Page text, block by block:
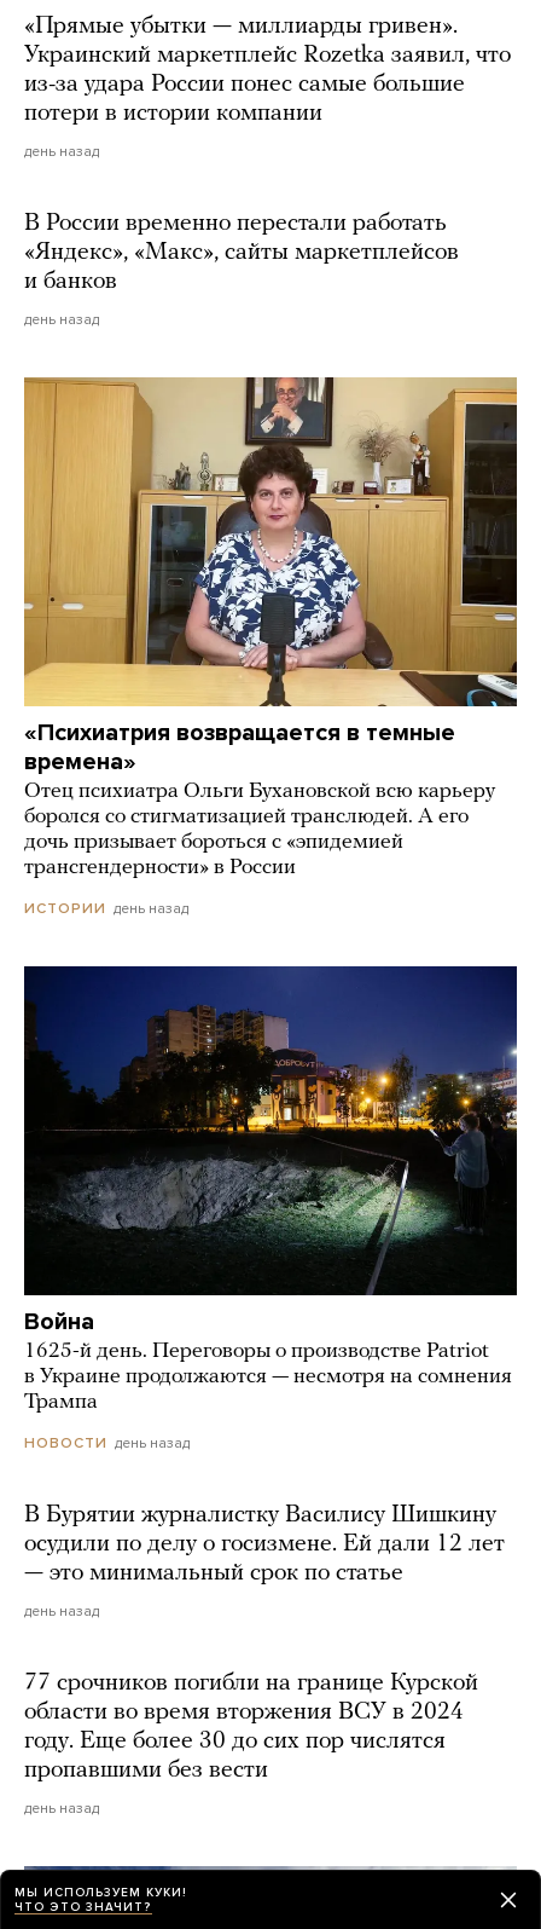
«Прямые убытки — миллиарды гривен».
Украинский маркетплейс Rozetka заявил, что
из-за удара России понес самые большие
потери в истории компании
день назад
В России временно перестали работать
«Яндекс», «Макс», сайты маркетплейсов
и банков
день назад
«Психиатрия возвращается в темные
времена»
Отец психиатра Ольги Бухановской всю карьеру
боролся со стигматизацией транслюдей. А его
дочь призывает бороться с «эпидемией
трансгендерности» в России
ИСТОРИИ день назад
Война
1625-й день. Переговоры о производстве Patriot
в Украине продолжаются — несмотря на сомнения
Трампа
НОВОСТИ день назад
В Бурятии журналистку Василису Шишкину
осудили по делу о госизмене. Ей дали 12 лет
— это минимальный срок по статье
день назад
77 срочников погибли на границе Курской
области во время вторжения ВСУ в 2024
году. Еще более 30 до сих пор числятся
пропавшими без вести
день назад
МЫ ИСПОЛЬЗУЕМ КУКИ!
ЧТО ЭТО ЗНАЧИТ?